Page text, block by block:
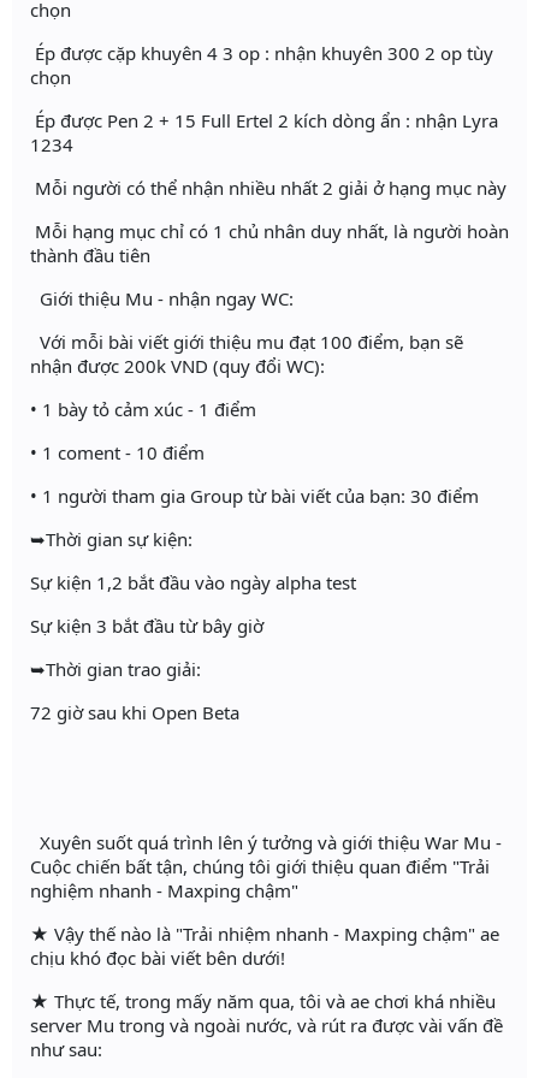
chọn
Ép được cặp khuyên 4 3 op : nhận khuyên 300 2 op tùy
chọn
Ép được Pen 2 + 15 Full Ertel 2 kích dòng ẩn : nhận Lyra
1234
Mỗi người có thể nhận nhiều nhất 2 giải ở hạng mục này
Mỗi hạng mục chỉ có 1 chủ nhân duy nhất, là người hoàn
thành đầu tiên
Giới thiệu Mu - nhận ngay WC:
Với mỗi bài viết giới thiệu mu đạt 100 điểm, bạn sẽ
nhận được 200k VND (quy đổi WC):
• 1 bày tỏ cảm xúc - 1 điểm
• 1 coment - 10 điểm
• 1 người tham gia Group từ bài viết của bạn: 30 điểm
➥Thời gian sự kiện:
Sự kiện 1,2 bắt đầu vào ngày alpha test
Sự kiện 3 bắt đầu từ bây giờ
➥Thời gian trao giải:
72 giờ sau khi Open Beta
Xuyên suốt quá trình lên ý tưởng và giới thiệu War Mu -
Cuộc chiến bất tận, chúng tôi giới thiệu quan điểm "Trải
nghiệm nhanh - Maxping chậm"
★ Vậy thế nào là "Trải nhiệm nhanh - Maxping chậm" ae
chịu khó đọc bài viết bên dưới!
★ Thực tế, trong mấy năm qua, tôi và ae chơi khá nhiều
server Mu trong và ngoài nước, và rút ra được vài vấn đề
như sau: